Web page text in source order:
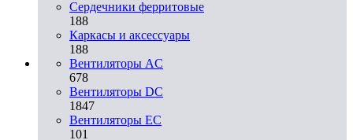
Сердечники ферритовые
188
Каркасы и аксессуары
188
Вентиляторы AC
678
Вентиляторы DC
1847
Вентиляторы EC
101